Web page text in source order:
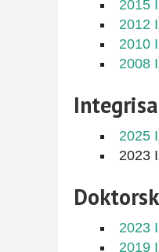
2015
2012
2010
2008
2025
2023
2023
2019